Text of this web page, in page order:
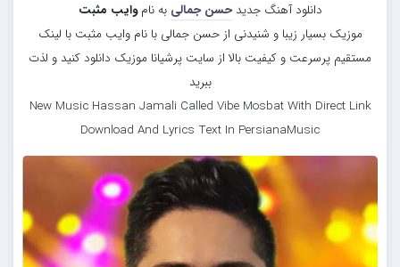
دانلود آهنگ جدیدحسن جمالی به ناموایب مثبت
موزیک بسیار زیبا و شنیدنی از حسن جمالی با نام وایب مثبت با لینک
مستقیم پرسرعت و کیفیت بالا از سایت پرشیانا موزیک دانلود کنید و لذت
ببرید
New Music Hassan Jamali Called Vibe Mosbat With Direct Link
Download And Lyrics Text In PersianaMusic